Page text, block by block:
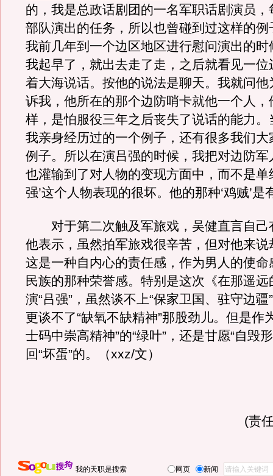
的，我是总政话剧团的一名军职话剧演员，
部队演出的任务，所以也曾碰到过这样的例
我前几年到一个边区地区进行慰问演出的时
我起早了，就出去走了走，之后就看见一位
着大海说话。按他的说法是聊天。我就问他
诉我，他所在的那个边防哨卡就他一个人，
样，是怕服役三年之后丧失了说话的能力。
我亲身经历过的一个例子，还有很多我们大
例子。所以在演吕强的时候，我把对边防军
也灌输到了对人物的变现方面中，而不是单
强’这个人物表现的很坏。他的那种‘鸡贼’是
对于第二次触及军旅戏，吴健直言自己
他表示，虽然拍军旅戏很辛苦，但对他来说
这是一种自内心的责任感，作为男人的使命
民族的那种荣誉感。特别是这次《在那遥远
演“吕强”，虽然谈不上“保家卫国、驻守边疆
更谈不了“缺氧不缺精神”那股劲儿。但是作
士码中崇高精神”的“绿叶”，还是甘愿“自毁
回“坏蛋”的。（xxz/文）
(责
我的天职是搜索 网页 新闻